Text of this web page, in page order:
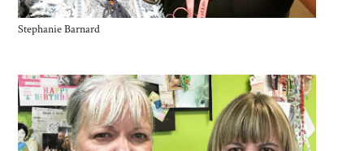
Stephanie Barnard